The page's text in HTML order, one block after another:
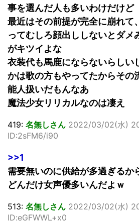
事を選んだ人も多いわけだけど
最近はその前提が完全に崩れて
ってむしろ顔出ししないとダメ
がキツイよな
衣装代も馬鹿にならないらしい
かは歌の方もやってたからその
能人扱いだもんなあ
魔法少女リリカルなのは凄え
419: 名無しさん 2022/03/02(水)
ID:2sFM6/i90
>>1
需要無いのに供給が多過ぎるか
どんだけ女声優多いんだよｗ
513: 名無しさん 2022/03/02(水)
ID:eGFWWL+x0